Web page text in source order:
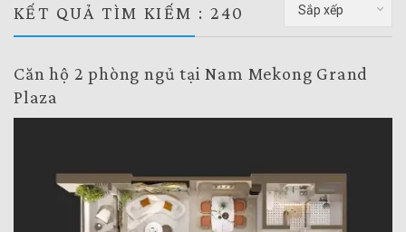
KẾT QUẢ TÌM KIẾM : 240 Sắp xếp
Căn hộ 2 phòng ngủ tại Nam Mekong Grand
Plaza